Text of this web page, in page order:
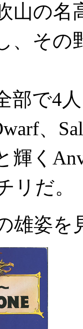
山の名
、その
で4人
、
輝く
リだ。
雄姿を